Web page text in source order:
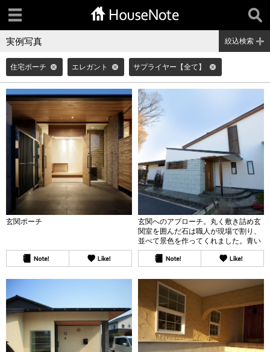
実例写真 絞込検索
住宅ポーチ エレガント サプライヤー【全て】
玄関ポーチ
玄関へのアプローチ。丸く敷き詰め玄
関室を囲んだ石は職人が現場で割り、
並べて景色を作ってくれました。青い
石が海のように有機的な建築表現の一
部となっています。また玄関室の外壁
使い、軽過ぎず重過ぎずにまとめてい